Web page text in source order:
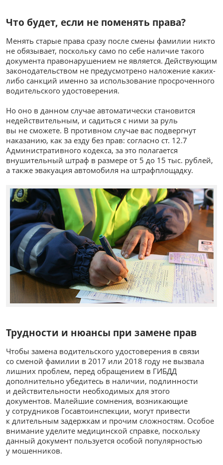
Что будет, если не поменять права?
Менять старые права сразу после смены фамилии никто
не обязывает, поскольку само по себе наличие такого
документа правонарушением не является. Действующим
законодательством не предусмотрено наложение каких-
либо санкций именно за использование просроченного
водительского удостоверения.
Но оно в данном случае автоматически становится
недействительным, и садиться с ними за руль
вы не сможете. В противном случае вас подвергнут
наказанию, как за езду без прав: согласно ст. 12.7
Административного кодекса, за это полагается
внушительный штраф в размере от 5 до 15 тыс. рублей,
а также эвакуация автомобиля на штрафплощадку.
Трудности и нюансы при замене прав
Чтобы замена водительского удостоверения в связи
со сменой фамилии в 2017 или 2018 году не вызвала
лишних проблем, перед обращением в ГИБДД
дополнительно убедитесь в наличии, подлинности
и действительности необходимых для этого
документов. Малейшие сомнения, возникающие
у сотрудников Госавтоинспекции, могут привести
к длительным задержкам и прочим сложностям. Особое
внимание уделите медицинской справке, поскольку
данный документ пользуется особой популярностью
у мошенников.